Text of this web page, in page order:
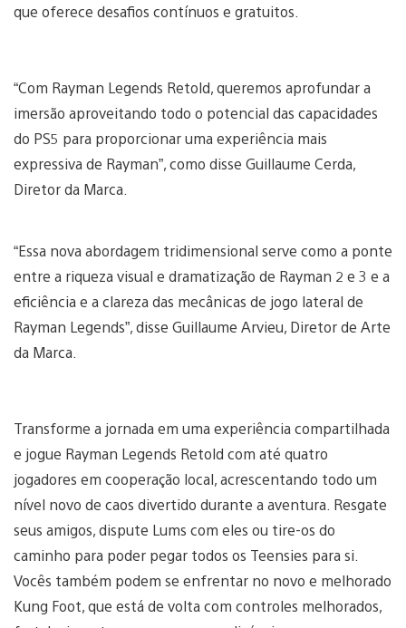
que oferece desafios contínuos e gratuitos.
“Com Rayman Legends Retold, queremos aprofundar a
imersão aproveitando todo o potencial das capacidades
do PS5 para proporcionar uma experiência mais
expressiva de Rayman”, como disse Guillaume Cerda,
Diretor da Marca.
“Essa nova abordagem tridimensional serve como a ponte
entre a riqueza visual e dramatização de Rayman 2 e 3 e a
eficiência e a clareza das mecânicas de jogo lateral de
Rayman Legends”, disse Guillaume Arvieu, Diretor de Arte
da Marca.
Transforme a jornada em uma experiência compartilhada
e jogue Rayman Legends Retold com até quatro
jogadores em cooperação local, acrescentando todo um
nível novo de caos divertido durante a aventura. Resgate
seus amigos, dispute Lums com eles ou tire-os do
caminho para poder pegar todos os Teensies para si.
Vocês também podem se enfrentar no novo e melhorado
Kung Foot, que está de volta com controles melhorados,